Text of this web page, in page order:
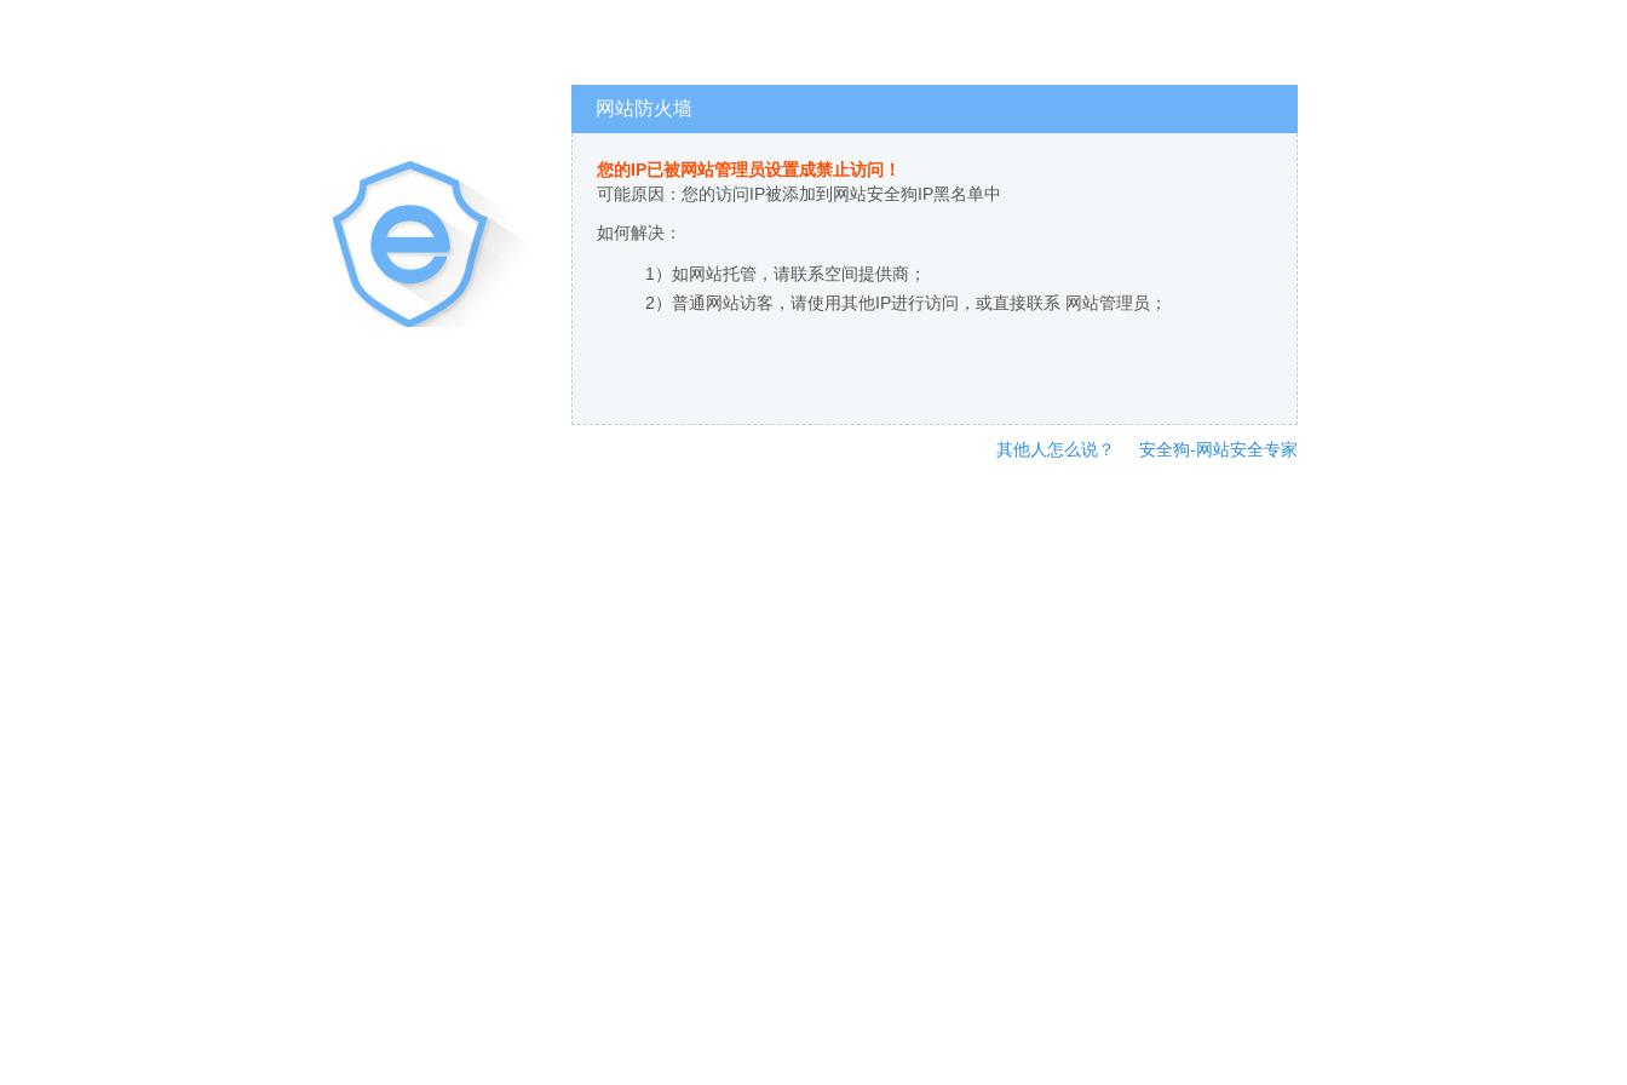
网站防火墙
您的IP已被网站管理员设置成禁止访问！
可能原因：您的访问IP被添加到网站安全狗IP黑名单中
如何解决：
1）如网站托管，请联系空间提供商；
2）普通网站访客，请使用其他IP进行访问，或直接联系 网站管理员；
其他人怎么说？ 安全狗-网站安全专家